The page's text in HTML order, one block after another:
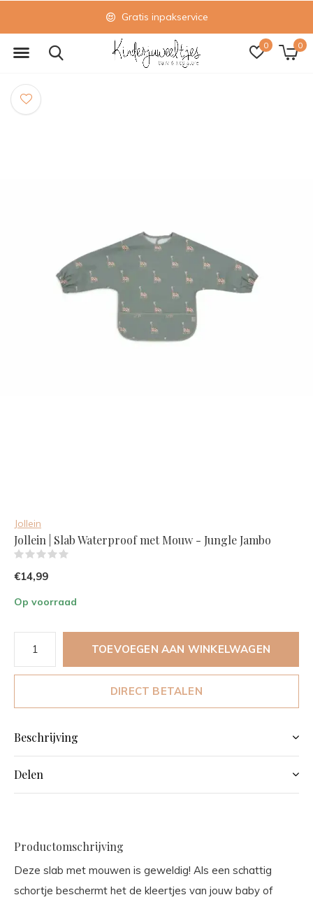
0 0
Gratis inpakservice
Jollein
Jollein | Slab Waterproof met Mouw - Jungle Jambo
€14,99
Op voorraad
TOEVOEGEN AAN WINKELWAGEN
DIRECT BETALEN
Beschrijving
Delen
Productomschrijving
Deze slab met mouwen is geweldig! Als een schattig
schortje beschermt het de kleertjes van jouw baby of